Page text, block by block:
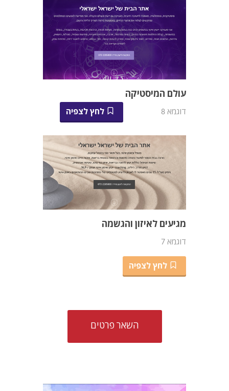
עולם המיסטיקה
דוגמא 8 לחץ לצפיה
מגיעים לאיזון והגשמה
דוגמא 7
לחץ לצפיה
השאר פרטים